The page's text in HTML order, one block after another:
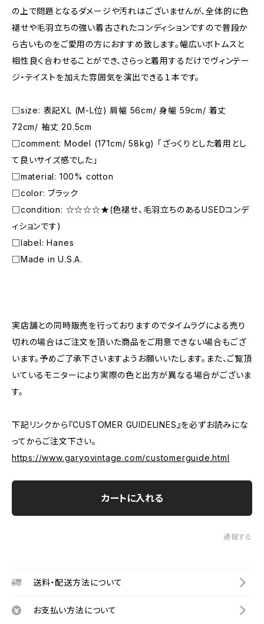
の上で問題となるダメージや汚れはございませんが、全体的に色
褪せや毛羽立ちの強い着古されたコンディションですので普段か
ら古いものをご愛用の方におすすめ致します。幅広いボトムスと
相性良く合わせることができ、さらっと着用するだけでヴィンテー
ジ・テイストを加えた雰囲気を演出できる１本です。
□size: 表記XL (M-L位) 肩幅 56cm/ 身幅 59cm/ 着丈
72cm/ 袖丈 20.5cm
□comment: Model (171cm/ 58kg) 「ざっくりとした着用とし
て良いサイズ感でした」
□material: 100% cotton
□color: ブラック
□condition: ☆☆☆☆★(色褪せ、毛羽立ちのあるUSEDコンデ
ィションです)
□label: Hanes
□Made in U.S.A.
実店舗との同時販売を行っておりますのでタイムラグによる売り
切れの場合はご注文を頂いた商品をご用意できない場合もござ
います。予めご了承下さいますようお願いいたします。また、ご覧頂
いているモニターにより実際の色と出方が異なる場合がございま
す。
下記リンクから『CUSTOMER GUIDELINES』を必ずお読みにな
ってからご注文下さい。
https://www.garyovintage.com/customerguide.html
カートに入れる
通報する
送料・配送方法について
お支払い方法について